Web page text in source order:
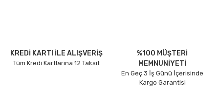
KREDİ KARTI İLE ALIŞVERİŞ
Tüm Kredi Kartlarına 12 Taksit
%100 MÜŞTERİ
MEMNUNİYETİ
En Geç 3 İş Günü İçerisinde
Kargo Garantisi